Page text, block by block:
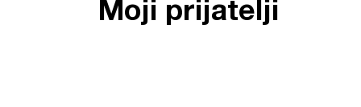
Moji prijatelji